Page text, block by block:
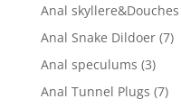
Anal skyllere&Douches
Anal Snake Dildoer (7)
Anal speculums (3)
Anal Tunnel Plugs (7)